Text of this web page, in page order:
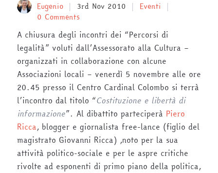
Eugenio 3rd Nov 2010
Eventi
0 Comments
A chiusura degli incontri dei “Percorsi di
legalità” voluti dall’Assessorato alla Cultura –
organizzati in collaborazione con alcune
Associazioni locali – venerdì 5 novembre alle ore
20.45 presso il Centro Cardinal Colombo si terrà
l’incontro dal titolo “Costituzione e libertà di
informazione”. Al dibattito parteciperà Piero
Ricca, blogger e giornalista free-lance (figlio del
magistrato Giovanni Ricca) ,noto per la sua
attività politico-sociale e per le aspre critiche
rivolte ad esponenti di primo piano della politica,